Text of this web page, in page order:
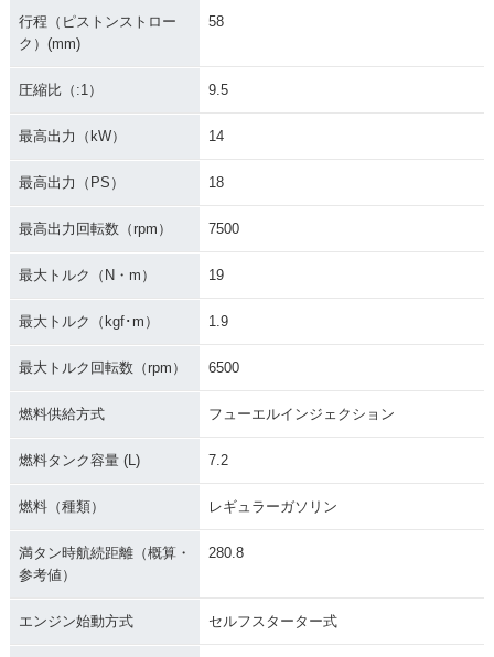
行程（ピストンストロー
ク）(mm)
58
圧縮比（:1） 9.5
最高出力（kW） 14
最高出力（PS） 18
最高出力回転数（rpm） 7500
最大トルク（N・m） 19
最大トルク（kgf･m） 1.9
最大トルク回転数（rpm） 6500
燃料供給方式 フューエルインジェクション
燃料タンク容量 (L) 7.2
燃料（種類） レギュラーガソリン
満タン時航続距離（概算・
参考値）
280.8
エンジン始動方式 セルフスターター式